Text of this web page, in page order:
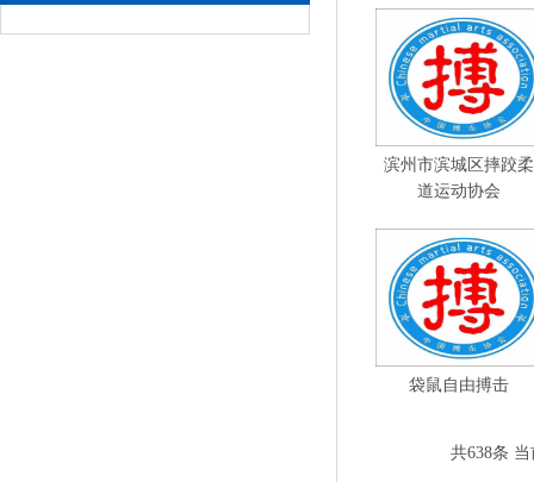
滨州市滨城区摔跤柔
道运动协会
袋鼠自由搏击
共638条